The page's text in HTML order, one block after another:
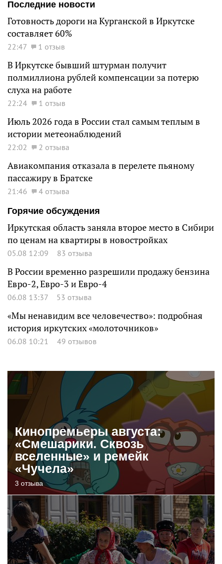
Последние новости
Готовность дороги на Курганской в Иркутске
составляет 60%
22:47 1 отзыв
В Иркутске бывший штурман получит
полмиллиона рублей компенсации за потерю
слуха на работе
22:24 1 отзыв
Июль 2026 года в России стал самым теплым в
истории метеонаблюдений
22:02 2 отзыва
Авиакомпания отказала в перелете пьяному
пассажиру в Братске
21:46
4 отзыва
Горячие обсуждения
Иркутская область заняла второе место в Сибири
по ценам на квартиры в новостройках
05.08 12:09 83 отзыва
В России временно разрешили продажу бензина
Евро-2, Евро-3 и Евро-4
06.08 13:37 53 отзыва
«Мы ненавидим все человечество»: подробная
история иркутских «молоточников»
06.08 10:21 49 отзывов
Кинопремьеры августа:
«Смешарики. Сквозь
вселенные» и ремейк
«Чучела»
3 отзыва